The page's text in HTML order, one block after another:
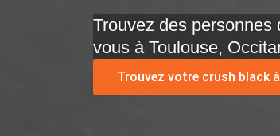
Trouvez des
vous à Toulouse,
Trouvez votre crush black